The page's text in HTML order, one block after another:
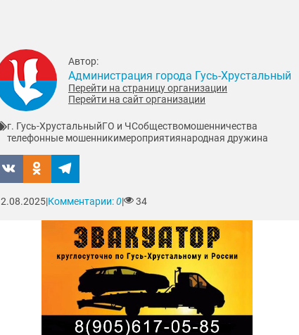
Автор:
Администрация города Гусь-Хрустальный
Перейти на страницу организации
Перейти на сайт организации
г. Гусь-ХрустальныйГО и ЧСобществомошенничества
телефонные мошенникимероприятиянародная дружина
|Комментарии:0| 34